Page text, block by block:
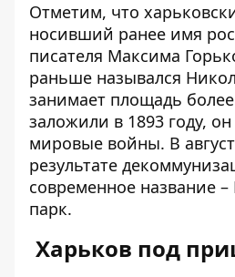
Отметим, что
носивший ранее имя
писателя Максима
раньше назывался
занимает площадь более
заложили в 1893 году,
мировые войны. В
результате
современное название
парк.
Харьков под